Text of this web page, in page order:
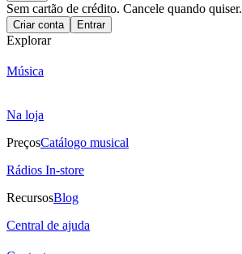
Sem cartão de crédito. Cancele quando quiser.
Criar conta Entrar
Explorar
Música
Na loja
PreçosCatálogo musical
Rádios In-store
RecursosBlog
Central de ajuda